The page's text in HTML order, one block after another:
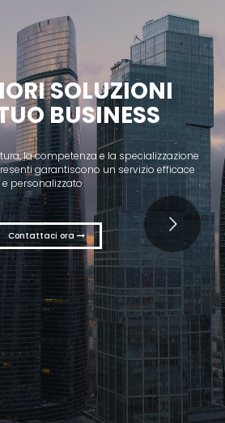
SOLUZIONI
BUSINESS
la competenza e la specializzazione
garantiscono un servizio efficace
e personalizzato.
Contattaci ora